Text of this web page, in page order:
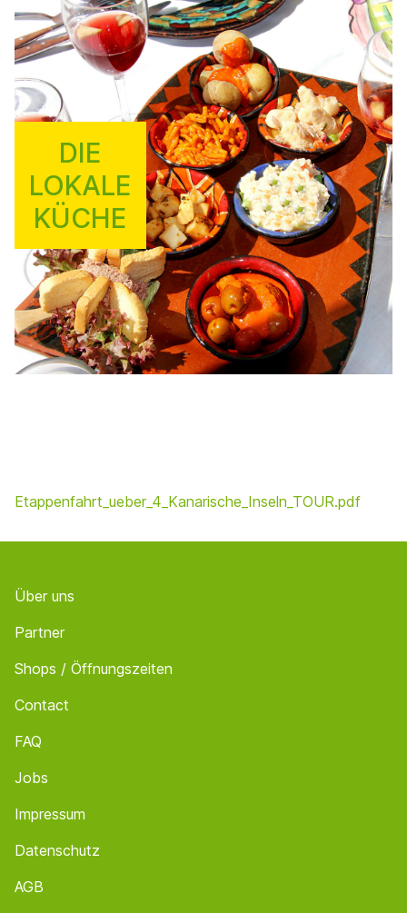
DIE
LOKALE
KÜCHE
Etappenfahrt_ueber_4_Kanarische_Inseln_TOUR.pdf
Über uns
Partner
Shops / Öffnungszeiten
Contact
FAQ
Jobs
Impressum
Datenschutz
AGB